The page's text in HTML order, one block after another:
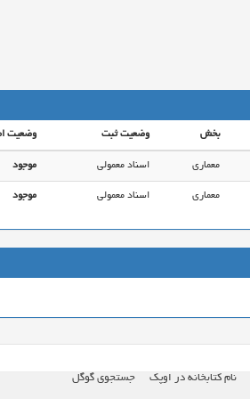
بخش وضعیت ثبت وضعیت
معماری اسناد معمولی موجود
معماری اسناد معمولی موجود
نام کتابخانه در اوپک جستجوی گوگل